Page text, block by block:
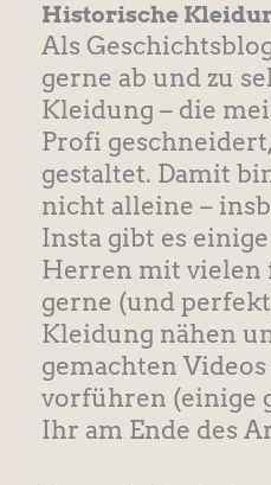
Historische
Als
gerne ab und zu
Kleidung – die
Profi
gestaltet. Damit
nicht alleine –
Insta gibt es
Herren mit vielen
gerne (und
Kleidung nähen
gemachten
vorführen (einige
Ihr am Ende des